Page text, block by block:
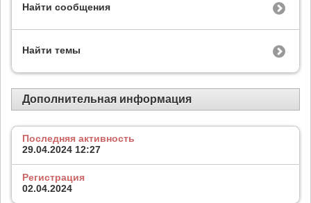
Найти сообщения
Найти темы
Дополнительная информация
Последняя активность
29.04.2024 12:27
Регистрация
02.04.2024